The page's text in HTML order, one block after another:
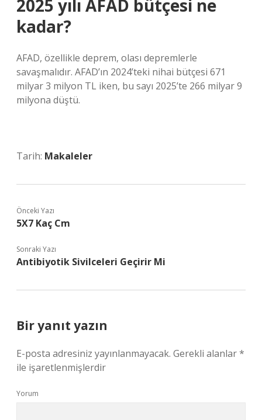
2025 yılı AFAD bütçesi ne
kadar?
AFAD, özellikle deprem, olası depremlerle
savaşmalıdır. AFAD’ın 2024’teki nihai bütçesi 671
milyar 3 milyon TL iken, bu sayı 2025’te 266 milyar 9
milyona düştü.
Tarih: Makaleler
Önceki Yazı
5X7 Kaç Cm
Sonraki Yazı
Antibiyotik Sivilceleri Geçirir Mi
Bir yanıt yazın
E-posta adresiniz yayınlanmayacak. Gerekli alanlar*
ile işaretlenmişlerdir
Yorum